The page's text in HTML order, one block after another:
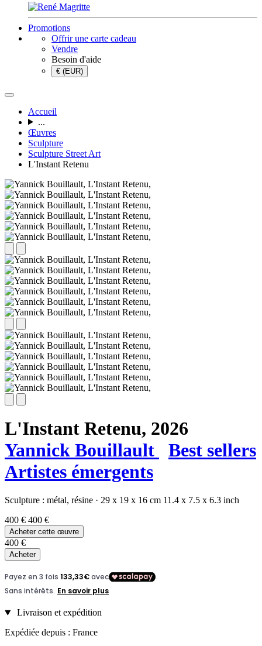
Promotions
Offrir une carte cadeau
Vendre
Besoin d'aide
€ (EUR)
Accueil
...
Œuvres
Sculpture
Sculpture Street Art
L'Instant Retenu
L'Instant Retenu, 2026
Yannick Bouillault
Best sellers
Artistes émergents
Sculpture : métal, résine · 29 x 19 x 16 cm 11.4 x 7.5 x 6.3 inch
400 € 400 €
Acheter cette œuvre
400 €
Acheter
Livraison et expédition
Expédiée depuis : France